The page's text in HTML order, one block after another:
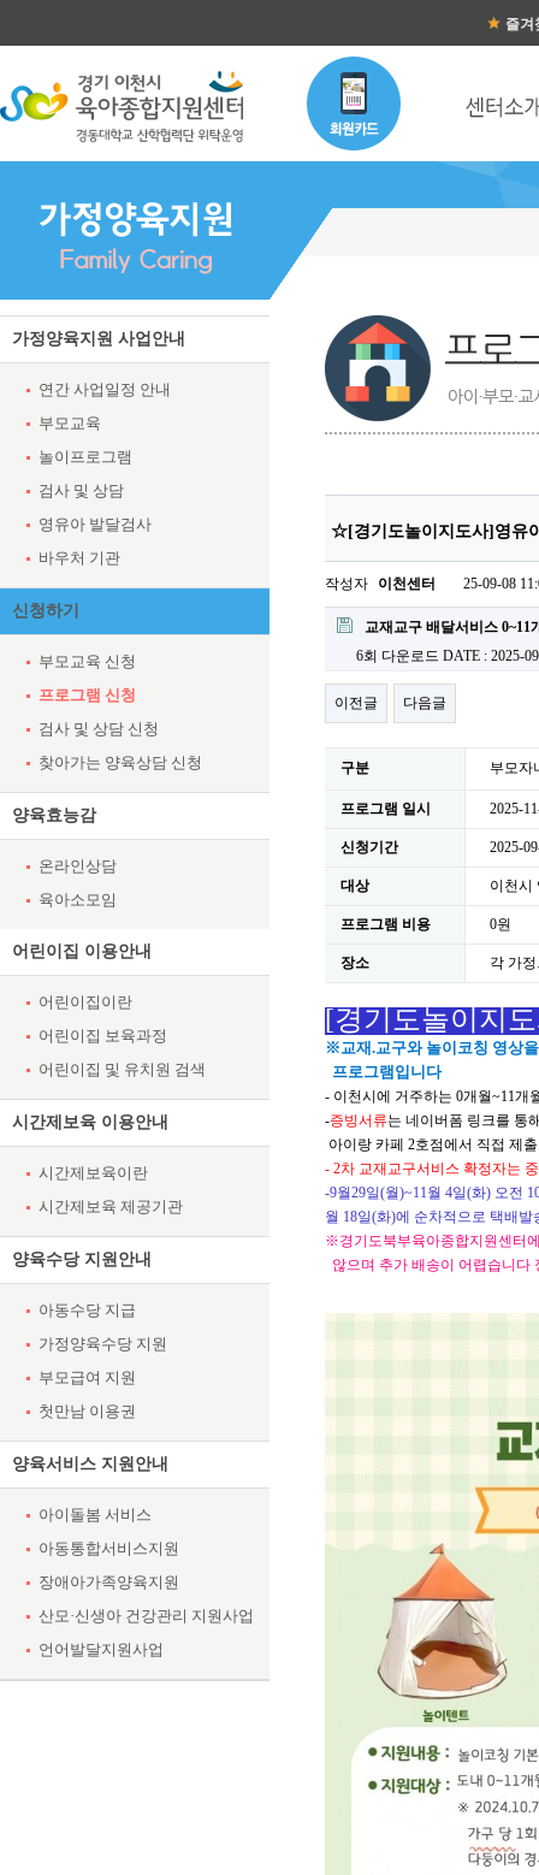
즐겨
가정양육지원 사업안내
연간 사업일정 안내
부모교육
놀이프로그램
검사 및 상담
영유아 발달검사
바우처 기관
신청하기
부모교육 신청
프로그램 신청
검사 및 상담 신청
찾아가는 양육상담 신청
양육효능감
온라인상담
육아소모임
어린이집 이용안내
어린이집이란
어린이집 보육과정
어린이집 및 유치원 검색
시간제보육 이용안내
시간제보육이란
시간제보육 제공기관
양육수당 지원안내
아동수당 지급
가정양육수당 지원
부모급여 지원
첫만남 이용권
양육서비스 지원안내
아이돌봄 서비스
아동통합서비스지원
장애아가족양육지원
산모·신생아 건강관리 지원사업
언어발달지원사업
☆[경기도놀이지도사]영유
작성자 이천센터
25-09-08
첨부파일
교재교구 배달서비스 0~11
6회 다운로드 DATE : 2025-
이전글 다음글
구분 부모자
프로그램 일시 2025-
신청기간 2025-
대상 이천시
프로그램 비용 0원
장소 각 가
[경기도놀이지
※교재.교구와 놀이코칭 영상
프로그램입니다
- 이천시에 거주하는 0개월~11개
-증빙서류는 네이버폼 링크를 통
아이랑 카페 2호점에서 직접 제
- 2차 교재교구서비스 확정자는
-9월29일(월)~11월 4일(화) 오전
월 18일(화)에 순차적으로 택배발
※경기도북부육아종합지원센터
않으며 추가 배송이 어렵습니다